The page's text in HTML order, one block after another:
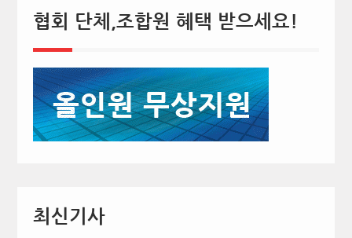
협회 단체,조합원 혜택 받으세요!
최신기사